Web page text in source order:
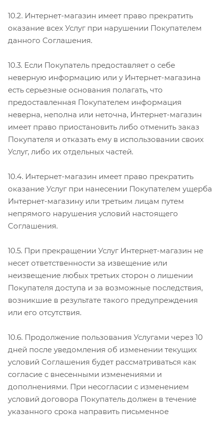
10.2. Интернет-магазин имеет право прекратить
оказание всех Услуг при нарушении Покупателем
данного Соглашения.
10.3. Если Покупатель предоставляет о себе
неверную информацию или у Интернет-магазина
есть серьезные основания полагать, что
предоставленная Покупателем информация
неверна, неполна или неточна, Интернет-магазин
имеет право приостановить либо отменить заказ
Покупателя и отказать ему в использовании своих
Услуг, либо их отдельных частей.
10.4. Интернет-магазин имеет право прекратить
оказание Услуг при нанесении Покупателем ущерба
Интернет-магазину или третьим лицам путем
непрямого нарушения условий настоящего
Соглашения.
10.5. При прекращении Услуг Интернет-магазин не
несет ответственности за извещение или
неизвещение любых третьих сторон о лишении
Покупателя доступа и за возможные последствия,
возникшие в результате такого предупреждения
или его отсутствия.
10.6. Продолжение пользования Услугами через 10
дней после уведомления об изменении текущих
условий Соглашения будет рассматриваться как
согласие с внесенными изменениями и
дополнениями. При несогласии с изменением
условий договора Покупатель должен в течение
указанного срока направить письменное